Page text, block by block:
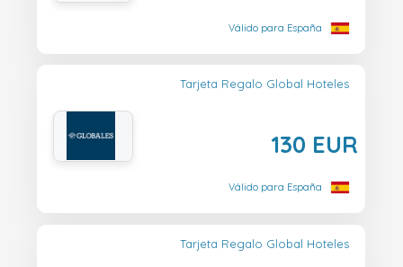
Válido para España
Tarjeta Regalo Global Hoteles
130 EUR
Válido para España
Tarjeta Regalo Global Hoteles